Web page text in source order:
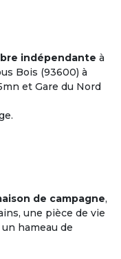
indépendante à
Bois (93600) à
et Gare du Nord
de campagne,
une pièce de vie
hameau de
» avec qui
réussi
centres
ans
(38%)
(26%)